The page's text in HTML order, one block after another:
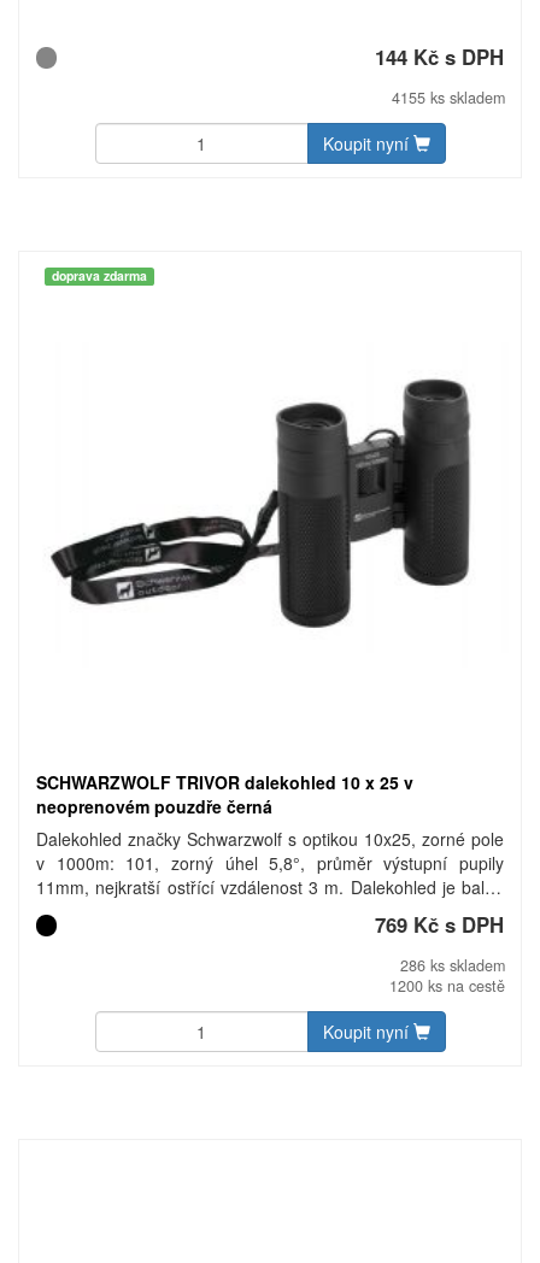
144 Kč s DPH
4155 ks skladem
Koupit nyní
doprava zdarma
SCHWARZWOLF TRIVOR dalekohled 10 x 25 v
neoprenovém pouzdře černá
Dalekohled značky Schwarzwolf s optikou 10x25, zorné pole
v 1000m: 101, zorný úhel 5,8°, průměr výstupní pupily
11mm, nejkratší ostřící vzdálenost 3 m. Dalekohled je balen
v neoprenovém pouzdře se šňůrkou na krk a v krabičce
Schwarzwolf.
769 Kč s DPH
286 ks skladem
1200 ks na cestě
Koupit nyní